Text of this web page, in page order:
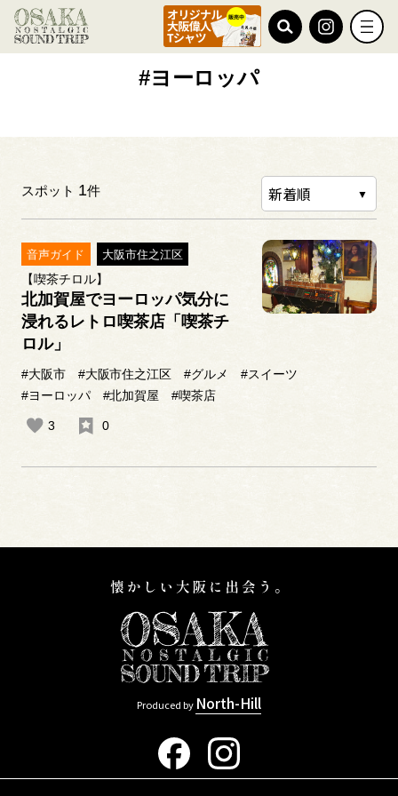
TOP #ヨーロッパ
#ヨーロッパ
スポット 1件
音声ガイド 大阪市住之江区
【喫茶チロル】
北加賀屋でヨーロッパ気分に
浸れるレトロ喫茶店「喫茶チ
ロル」
#大阪市 #大阪市住之江区 #グルメ
#スイーツ
#ヨーロッパ
#北加賀屋 #喫茶店
3 0
Produced by North-Hill